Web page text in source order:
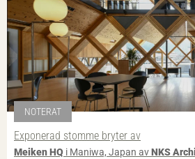
NOTERAT
Exponerad stomme bryter av
Meiken HQ i Maniwa, Japan avNKS